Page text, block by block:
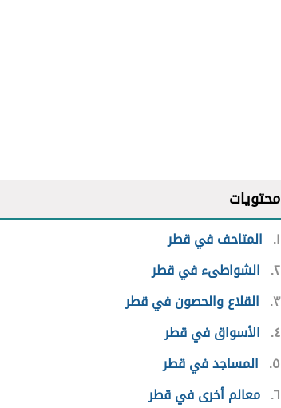
محتويات
١ المتاحف في قطر
٢ الشواطىء في قطر
٣ القلاع والحصون في قطر
٤ الأسواق في قطر
٥ المساجد في قطر
٦ معالم أخرى في قطر